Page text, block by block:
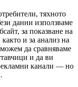
тяхното
данни използваме
за показване на
и за анализ на
да сравняваме
и да ви
канали — но